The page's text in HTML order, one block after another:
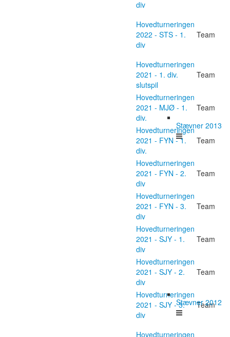
div
Hovedturneringen
2022 - STS - 1.
div
Team
Hovedturneringen
2021 - 1. div.
slutspil
Team
Hovedturneringen
2021 - MJØ - 1.
div.
Team
Hovedturneringen
2021 - FYN - 1.
div.
Team
Hovedturneringen
2021 - FYN - 2.
div
Team
Hovedturneringen
2021 - FYN - 3.
div
Team
Hovedturneringen
2021 - SJY - 1.
div
Team
Hovedturneringen
2021 - SJY - 2.
div
Team
Hovedturneringen
2021 - SJY - 3.
div
Team
Hovedturneringen
Stævner 2013
Stævner 2012